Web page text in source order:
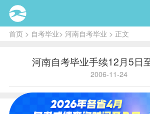
首页> 自考毕业> 河南自考毕业 > 正文
河南自考毕业手续12月5日
2006-11-24